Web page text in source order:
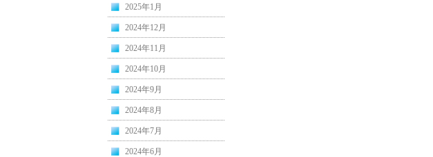
2025年1月
2024年12月
2024年11月
2024年10月
2024年9月
2024年8月
2024年7月
2024年6月